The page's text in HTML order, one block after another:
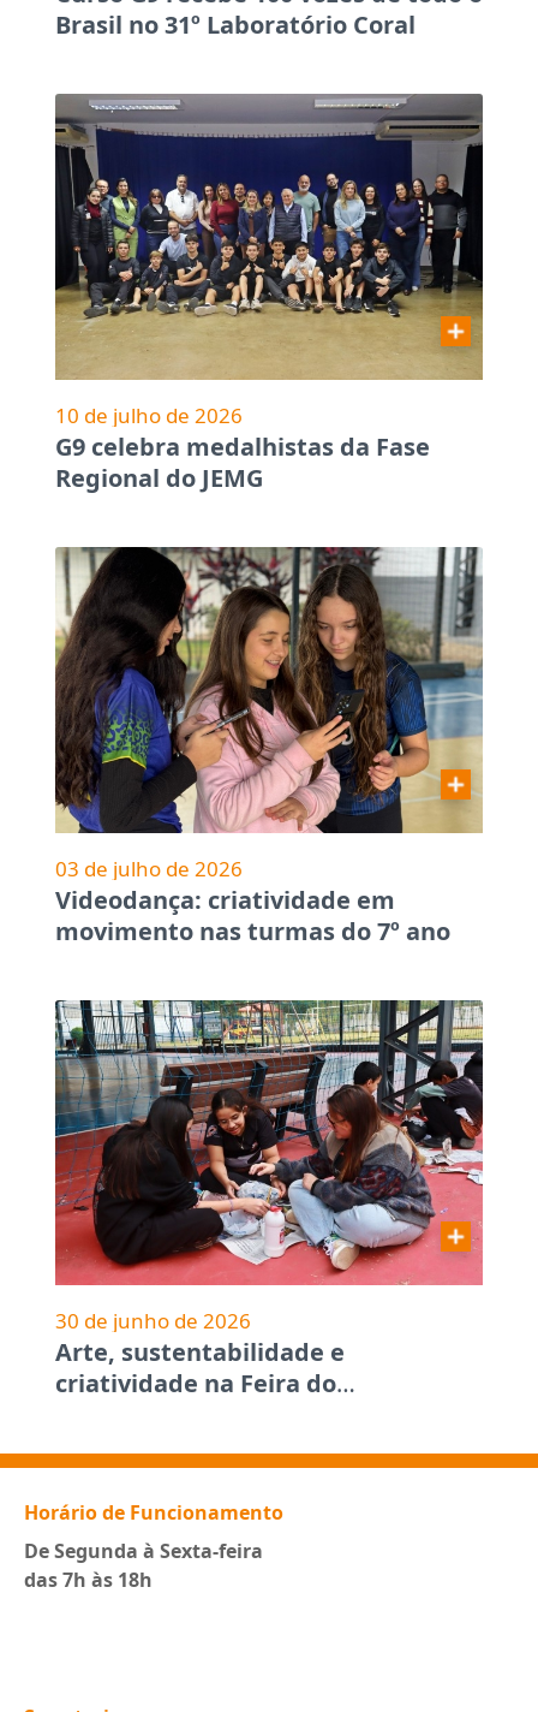
Brasil no 31º Laboratório Coral
10 de julho de 2026
G9 celebra medalhistas da Fase
Regional do JEMG
03 de julho de 2026
Videodança: criatividade em
movimento nas turmas do 7º ano
30 de junho de 2026
Arte, sustentabilidade e
criatividade na Feira do…
Horário de Funcionamento
De Segunda à Sexta-feira
das 7h às 18h